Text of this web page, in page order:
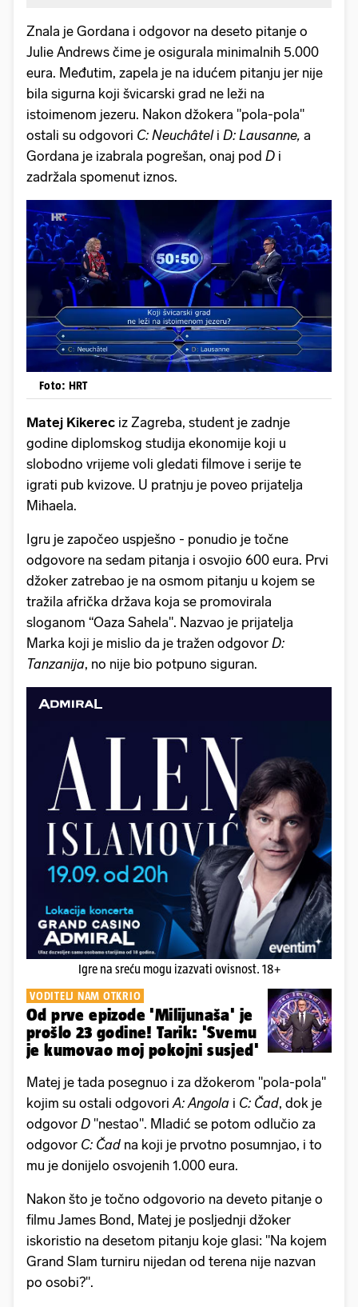
Znala je Gordana i odgovor na deseto pitanje o
Julie Andrews čime je osigurala minimalnih 5.000
eura. Međutim, zapela je na idućem pitanju jer nije
bila sigurna koji švicarski grad ne leži na
istoimenom jezeru. Nakon džokera "pola-pola"
ostali su odgovori C: Neuchâtel i D: Lausanne, a
Gordana je izabrala pogrešan, onaj pod D i
zadržala spomenut iznos.
Foto: HRT
Matej Kikerec iz Zagreba, student je zadnje
godine diplomskog studija ekonomije koji u
slobodno vrijeme voli gledati filmove i serije te
igrati pub kvizove. U pratnju je poveo prijatelja
Mihaela.
Igru je započeo uspješno - ponudio je točne
odgovore na sedam pitanja i osvojio 600 eura. Prvi
džoker zatrebao je na osmom pitanju u kojem se
tražila afrička država koja se promovirala
sloganom “Oaza Sahela". Nazvao je prijatelja
Marka koji je mislio da je tražen odgovor D:
Tanzanija, no nije bio potpuno siguran.
Igre na sreću mogu izazvati ovisnost. 18+
VODITELJ NAM OTKRIO
Od prve epizode 'Milijunaša' je
prošlo 23 godine! Tarik: 'Svemu
je kumovao moj pokojni susjed'
Matej je tada posegnuo i za džokerom "pola-pola"
kojim su ostali odgovori A: Angola i C: Čad, dok je
odgovor D "nestao". Mladić se potom odlučio za
odgovor C: Čad na koji je prvotno posumnjao, i to
mu je donijelo osvojenih 1.000 eura.
Nakon što je točno odgovorio na deveto pitanje o
filmu James Bond, Matej je posljednji džoker
iskoristio na desetom pitanju koje glasi: "Na kojem
Grand Slam turniru nijedan od terena nije nazvan
po osobi?".